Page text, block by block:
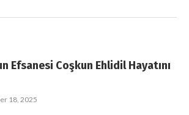
Efsanesi Coşkun Ehlidil Hayatını
18, 2025